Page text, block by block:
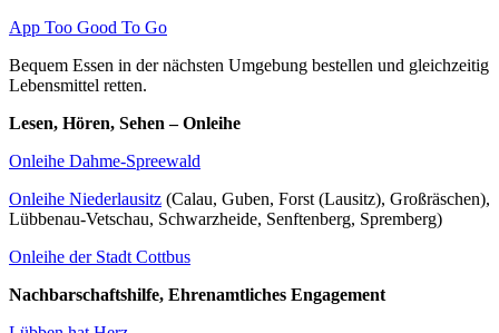
App Too Good To Go
Bequem Essen in der nächsten Umgebung bestellen und gleichzeitig
Lebensmittel retten.
Lesen, Hören, Sehen – Onleihe
Onleihe Dahme-Spreewald
Onleihe Niederlausitz (Calau, Guben, Forst (Lausitz), Großräschen),
Lübbenau-Vetschau, Schwarzheide, Senftenberg, Spremberg)
Onleihe der Stadt Cottbus
Nachbarschaftshilfe, Ehrenamtliches Engagement